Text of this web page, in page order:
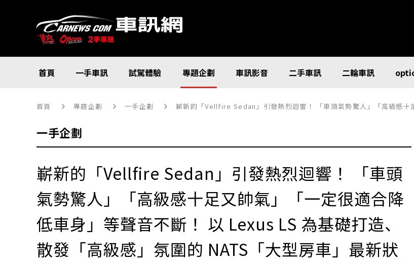
首頁 一手車訊 試駕體驗 專題企劃 車訊影音 二手車訊 二輪車訊
首頁 專題企劃 一手企劃 嶄新的「Vellfire Sedan」引發熱烈迴響！ 「車頭氣勢驚人」「高級感十足又帥氣」「一定很適合降低車身」
一手企劃
嶄新的「Vellfire Sedan」引發熱烈迴響！ 「車頭
氣勢驚人」「高級感十足又帥氣」「一定很適合降
低車身」等聲音不斷！ 以 Lexus LS 為基礎打造、
散發「高級感」氛圍的 NATS「大型房車」最新狀